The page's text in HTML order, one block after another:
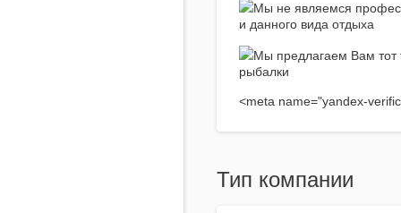
Мы не являемся
и данного вида отдыха
Мы предлагаем Вам тот
рыбалки
<meta name="yandex-
Тип компании